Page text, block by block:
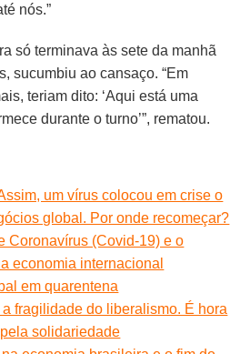
nós.”
só terminava às sete da manhã
sucumbiu ao cansaço. “Em
teriam dito: ‘Aqui está uma
durante o turno’”, rematou.
um vírus colocou em crise o
global. Por onde recomeçar?
Coronavírus (Covid-19) e o
economia internacional
em quarentena
a fragilidade do liberalismo. É hora
solidariedade